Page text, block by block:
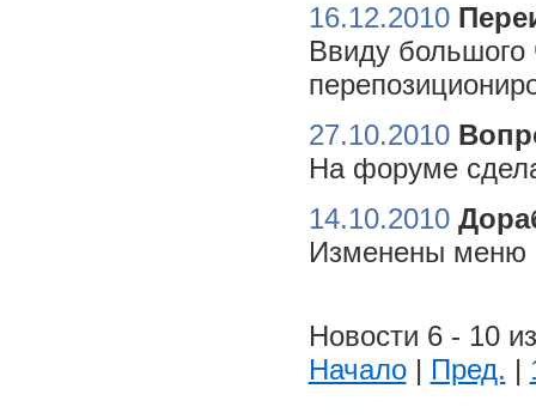
16.12.2010
Ввиду большого
27.10.2010
На форуме
14.10.2010
Изменены меню
Новости 6 - 10
Начало| Пред. |